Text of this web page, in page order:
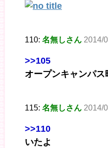
110: 名無しさん 2014/
>>105
オープンキャンパス
115: 名無しさん 2014/
>>110
いたよ